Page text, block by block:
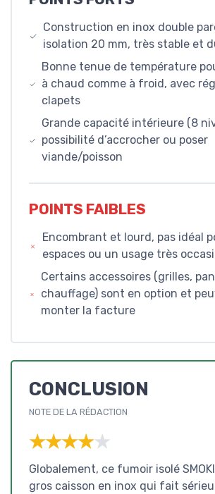
Construction en inox double
isolation 20 mm, très stable et
Bonne tenue de température
à chaud comme à froid, avec
clapets
Grande capacité intérieure (8
possibilité d’accrocher ou poser
viande/poisson
POINTS FAIBLES
Encombrant et lourd, pas idéal
espaces ou un usage très
Certains accessoires (grilles,
chauffage) sont en option et
monter la facture
CONCLUSION
NOTE DE LA RÉDACTION
★★★★★
★★★★★
Globalement, ce fumoir isolé
gros caisson en inox qui fait